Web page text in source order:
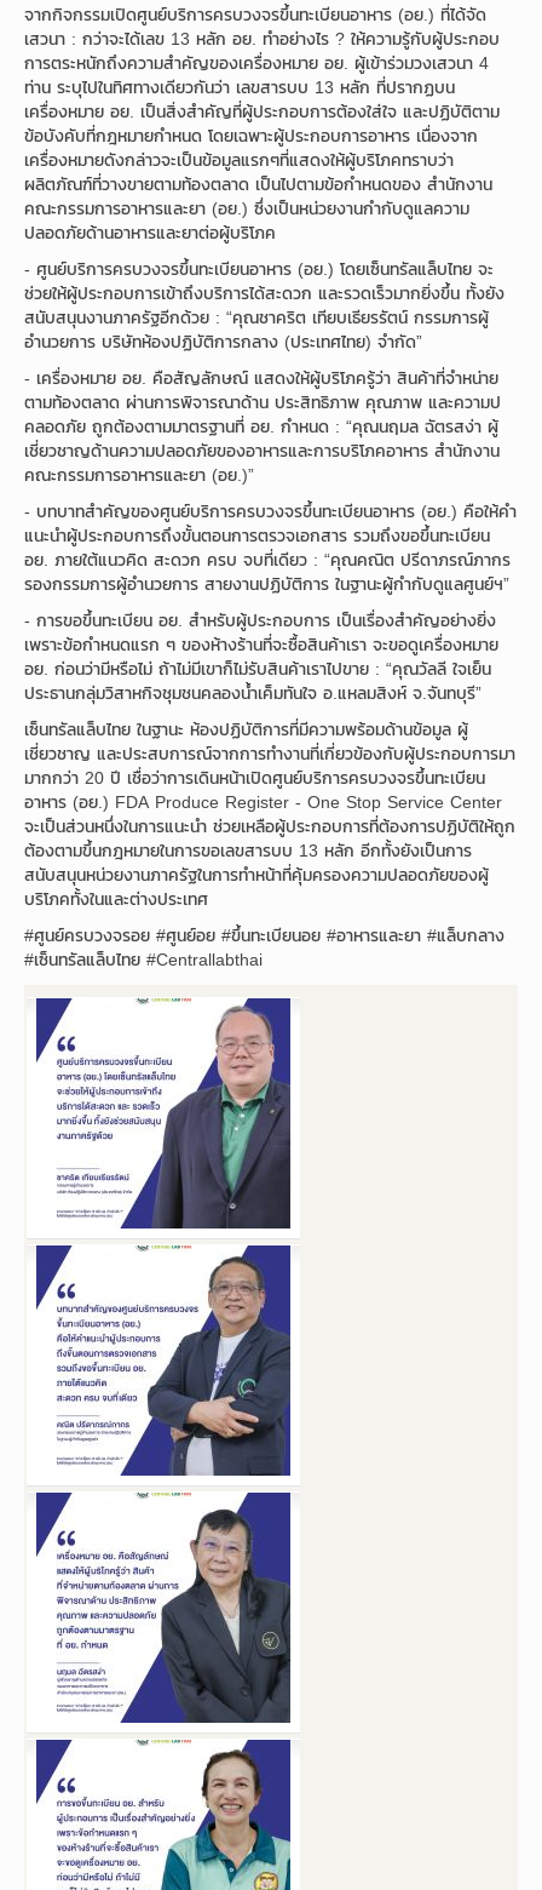
จากกิจกรรมเปิดศูนย์บริการครบวงจรขึ้นทะเบียนอาหาร (อย.) ที่ได้จัด
เสวนา : กว่าจะได้เลข 13 หลัก อย. ทำอย่างไร ? ให้ความรู้กับผู้ประกอบ
การตระหนักถึงความสำคัญของเครื่องหมาย อย. ผู้เข้าร่วมวงเสวนา 4
ท่าน ระบุไปในทิศทางเดียวกันว่า เลขสารบบ 13 หลัก ที่ปรากฏบน
เครื่องหมาย อย. เป็นสิ่งสำคัญที่ผู้ประกอบการต้องใส่ใจ และปฏิบัติตาม
ข้อบังคับที่กฎหมายกำหนด โดยเฉพาะผู้ประกอบการอาหาร เนื่องจาก
เครื่องหมายดังกล่าวจะเป็นข้อมูลแรกๆที่แสดงให้ผู้บริโภคทราบว่า
ผลิตภัณฑ์ที่วางขายตามท้องตลาด เป็นไปตามข้อกำหนดของ สำนักงาน
คณะกรรมการอาหารและยา (อย.) ซึ่งเป็นหน่วยงานกำกับดูแลความ
ปลอดภัยด้านอาหารและยาต่อผู้บริโภค
- ศูนย์บริการครบวงจรขึ้นทะเบียนอาหาร (อย.) โดยเซ็นทรัลแล็บไทย จะ
ช่วยให้ผู้ประกอบการเข้าถึงบริการได้สะดวก และรวดเร็วมากยิ่งขึ้น ทั้งยัง
สนับสนุนงานภาครัฐอีกด้วย : “คุณชาคริต เทียบเธียรรัตน์ กรรมการผู้
อำนวยการ บริษัทห้องปฏิบัติการกลาง (ประเทศไทย) จำกัด”
- เครื่องหมาย อย. คือสัญลักษณ์ แสดงให้ผู้บริโภครู้ว่า สินค้าที่จำหน่าย
ตามท้องตลาด ผ่านการพิจารณาด้าน ประสิทธิภาพ คุณภาพ และความป
คลอดภัย ถูกต้องตามมาตรฐานที่ อย. กำหนด : “คุณนฤมล ฉัตรสง่า ผู้
เชี่ยวชาญด้านความปลอดภัยของอาหารและการบริโภคอาหาร สำนักงาน
คณะกรรมการอาหารและยา (อย.)”
- บทบาทสำคัญของศูนย์บริการครบวงจรขึ้นทะเบียนอาหาร (อย.) คือให้คำ
แนะนำผู้ประกอบการถึงขั้นตอนการตรวจเอกสาร รวมถึงขอขึ้นทะเบียน
อย. ภายใต้แนวคิด สะดวก ครบ จบที่เดียว : “คุณคณิต ปรีดาภรณ์ภากร
รองกรรมการผู้อำนวยการ สายงานปฏิบัติการ ในฐานะผู้กำกับดูแลศูนย์ฯ”
- การขอขึ้นทะเบียน อย. สำหรับผู้ประกอบการ เป็นเรื่องสำคัญอย่างยิ่ง
เพราะข้อกำหนดแรก ๆ ของห้างร้านที่จะซื้อสินค้าเรา จะขอดูเครื่องหมาย
อย. ก่อนว่ามีหรือไม่ ถ้าไม่มีเขาก็ไม่รับสินค้าเราไปขาย : “คุณวัลลี ใจเย็น
ประธานกลุ่มวิสาหกิจชุมชนคลองน้ำเค็มทันใจ อ.แหลมสิงห์ จ.จันทบุรี”
เซ็นทรัลแล็บไทย ในฐานะ ห้องปฏิบัติการที่มีความพร้อมด้านข้อมูล ผู้
เชี่ยวชาญ และประสบการณ์จากการทำงานที่เกี่ยวข้องกับผู้ประกอบการมา
มากกว่า 20 ปี เชื่อว่าการเดินหน้าเปิดศูนย์บริการครบวงจรขึ้นทะเบียน
อาหาร (อย.) FDA Produce Register - One Stop Service Center
จะเป็นส่วนหนึ่งในการแนะนำ ช่วยเหลือผู้ประกอบการที่ต้องการปฏิบัติให้ถูก
ต้องตามขึ้นกฎหมายในการขอเลขสารบบ 13 หลัก อีกทั้งยังเป็นการ
สนับสนุนหน่วยงานภาครัฐในการทำหน้าที่คุ้มครองความปลอดภัยของผู้
บริโภคทั้งในและต่างประเทศ
#ศูนย์ครบวงจรอย #ศูนย์อย #ขึ้นทะเบียนอย #อาหารและยา #แล็บกลาง
#เซ็นทรัลแล็บไทย #Centrallabthai